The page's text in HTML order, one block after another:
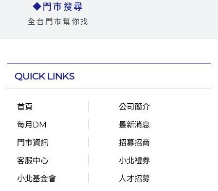
◆門市搜尋
全台門市幫你找
QUICK LINKS
首頁
公司簡介
每月DM
最新消息
門市資訊
招募招商
客服中心
小北禮券
小北基金會
人才招募